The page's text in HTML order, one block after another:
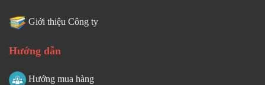
Giới thiệu Công ty
Hướng dẫn
Hướng mua hàng